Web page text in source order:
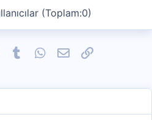
(Toplam:0)
PinterestTumblrWhatsApp
E-postaLink